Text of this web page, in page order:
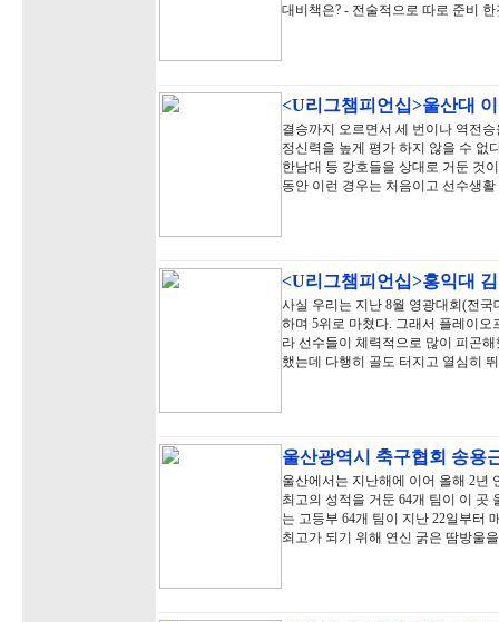
대비책은? - 전술적으로 따로 준비
<U리그챔피언십>울산대
결승까지 오르면서 세 번이나 역전
정신력을 높게 평가 하지 않을 수 없
한남대 등 강호들을 상대로 거둔 것
동안 이런 경우는 처음이고 선수생
<U리그챔피언십>홍익대
사실 우리는 지난 8월 영광대회(전
하며 5위로 마쳤다. 그래서 플레이
라 선수들이 체력적으로 많이 피곤
했는데 다행히 골도 터지고 열심히
울산광역시 축구협회 송용
울산에서는 지난해에 이어 올해 2년
최고의 성적을 거둔 64개 팀이 이 곳
는 고등부 64개 팀이 지난 22일부터
최고가 되기 위해 연신 굵은 땀방울